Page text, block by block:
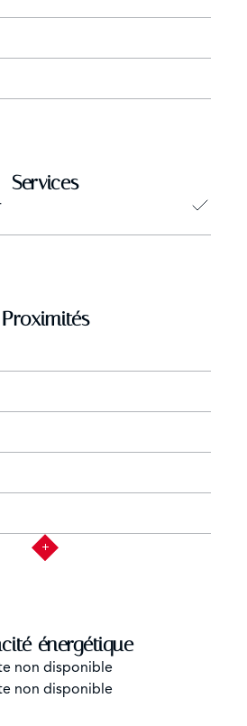
ou en voiture.
Services
Proximités
énergétique
non disponible
non disponible